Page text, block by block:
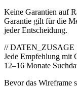
Keine Garantien auf
Garantie gilt für die
jeder Entscheidung.
// DATEN_ZUSAGE
Jede Empfehlung mit
12–16 Monate
Bevor das Wireframe